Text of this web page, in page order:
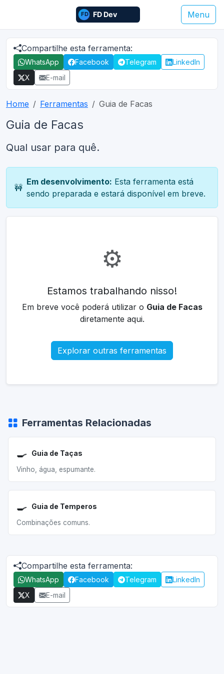
Menu
Compartilhe esta ferramenta:
WhatsApp Facebook Telegram
LinkedIn
X
E-mail
Home Ferramentas Guia de Facas
Guia de Facas
Qual usar para quê.
🚧
Em desenvolvimento: Esta ferramenta está
sendo preparada e estará disponível em breve.
⚙️
Estamos trabalhando nisso!
Em breve você poderá utilizar o Guia de Facas
diretamente aqui.
Explorar outras ferramentas
Ferramentas Relacionadas
🍳 Guia de Taças
Vinho, água, espumante.
🍳 Guia de Temperos
Combinações comuns.
Compartilhe esta ferramenta:
WhatsApp Facebook Telegram
LinkedIn
X
E-mail